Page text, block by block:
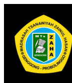
konten